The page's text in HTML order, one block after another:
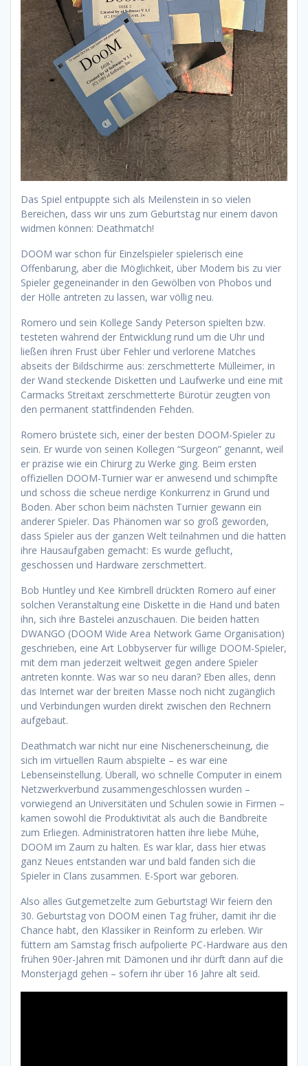
Das Spiel entpuppte sich als Meilenstein in so vielen
Bereichen, dass wir uns zum Geburtstag nur einem davon
widmen können: Deathmatch!
DOOM war schon für Einzelspieler spielerisch eine
Offenbarung, aber die Möglichkeit, über Modem bis zu vier
Spieler gegeneinander in den Gewölben von Phobos und
der Hölle antreten zu lassen, war völlig neu.
Romero und sein Kollege Sandy Peterson spielten bzw.
testeten während der Entwicklung rund um die Uhr und
ließen ihren Frust über Fehler und verlorene Matches
abseits der Bildschirme aus: zerschmetterte Mülleimer, in
der Wand steckende Disketten und Laufwerke und eine mit
Carmacks Streitaxt zerschmetterte Bürotür zeugten von
den permanent stattfindenden Fehden.
Romero brüstete sich, einer der besten DOOM-Spieler zu
sein. Er wurde von seinen Kollegen “Surgeon” genannt, weil
er präzise wie ein Chirurg zu Werke ging. Beim ersten
offiziellen DOOM-Turnier war er anwesend und schimpfte
und schoss die scheue nerdige Konkurrenz in Grund und
Boden. Aber schon beim nächsten Turnier gewann ein
anderer Spieler. Das Phänomen war so groß geworden,
dass Spieler aus der ganzen Welt teilnahmen und die hatten
ihre Hausaufgaben gemacht: Es wurde geflucht,
geschossen und Hardware zerschmettert.
Bob Huntley und Kee Kimbrell drückten Romero auf einer
solchen Veranstaltung eine Diskette in die Hand und baten
ihn, sich ihre Bastelei anzuschauen. Die beiden hatten
DWANGO (DOOM Wide Area Network Game Organisation)
geschrieben, eine Art Lobbyserver für willige DOOM-Spieler,
mit dem man jederzeit weltweit gegen andere Spieler
antreten konnte. Was war so neu daran? Eben alles, denn
das Internet war der breiten Masse noch nicht zugänglich
und Verbindungen wurden direkt zwischen den Rechnern
aufgebaut.
Deathmatch war nicht nur eine Nischenerscheinung, die
sich im virtuellen Raum abspielte – es war eine
Lebenseinstellung. Überall, wo schnelle Computer in einem
Netzwerkverbund zusammengeschlossen wurden –
vorwiegend an Universitäten und Schulen sowie in Firmen –
kamen sowohl die Produktivität als auch die Bandbreite
zum Erliegen. Administratoren hatten ihre liebe Mühe,
DOOM im Zaum zu halten. Es war klar, dass hier etwas
ganz Neues entstanden war und bald fanden sich die
Spieler in Clans zusammen. E-Sport war geboren.
Also alles Gutgemetzelte zum Geburtstag! Wir feiern den
30. Geburtstag von DOOM einen Tag früher, damit ihr die
Chance habt, den Klassiker in Reinform zu erleben. Wir
füttern am Samstag frisch aufpolierte PC-Hardware aus den
frühen 90er-Jahren mit Dämonen und ihr dürft dann auf die
Monsterjagd gehen – sofern ihr über 16 Jahre alt seid.